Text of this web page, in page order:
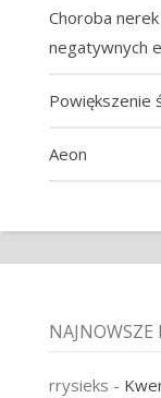
Choroba
negatywnych
Powiększenie
Aeon
rrysieks -